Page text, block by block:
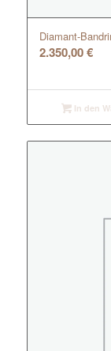
Diamant-
2.350,00€
In den